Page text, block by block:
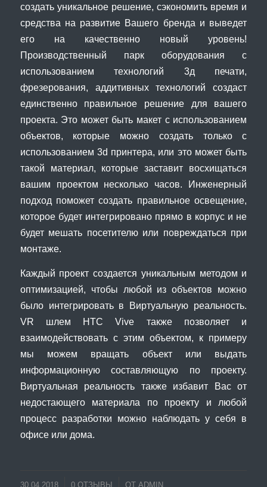
создать уникальное решение, сэкономить время и
средства на развитие Вашего бренда и выведет
его на качественно новый уровень!
Производственный парк оборудования с
использованием технологий 3д печати,
фрезерования, аддитивных технологий создаст
единственно правильное решение для вашего
проекта. Это может быть макет с использованием
объектов, которые можно создать только с
использованием 3d принтера, или это может быть
такой материал, которые заставит восхищаться
вашим проектом несколько часов. Инженерный
подход поможет создать правильное освещение,
которое будет интегрировано прямо в корпус и не
будет мешать посетителю или повреждаться при
монтаже.
Каждый проект создается уникальным методом и
оптимизацией, чтобы любой из объектов можно
было интегрировать в Виртуальную реальность.
VR шлем HTC Vive также позволяет и
взаимодействовать с этим объектом, к примеру
мы можем вращать объект или выдать
информационную составляющую по проекту.
Виртуальная реальность также избавит Вас от
недостающего материала по проекту и любой
процесс разработки можно наблюдать у себя в
офисе или дома.
30.04.2018 0 ОТЗЫВЫ
/ ОТ ADMIN